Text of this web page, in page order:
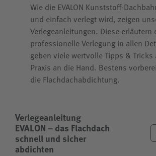
Wie die EVALON Kunststoff-
und einfach verlegt wird, zeigen
Verlegeanleitungen. Diese erläutern
professionelle Verlegung in allen
geben viele wertvolle Tipps & Tricks
Praxis an die Hand. Bestens
die Flachdachabdichtung.
Verlegeanleitung
EVALON – das Flachdach
schnell und sicher
abdichten